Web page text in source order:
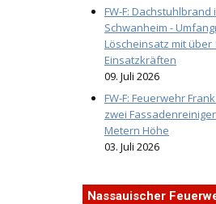
FW-F:
Schwanheim -
Löscheinsatz mit über
Einsatzkräften
09. Juli 2026
FW-F: Feuerwehr
zwei
Metern Höhe
03. Juli 2026
Nassauischer